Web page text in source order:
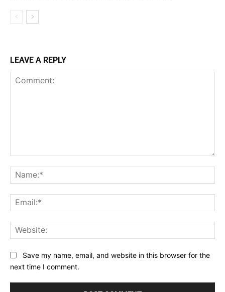
LEAVE A REPLY
Save my name, email, and website in this browser for the
next time I comment.